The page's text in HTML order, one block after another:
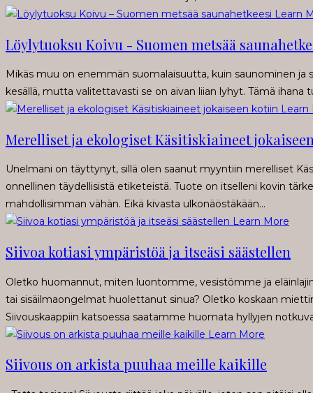
Learn
Löylytuoksu Koivu - Suomen metsää
Mikäs muu on enemmän suomalaisuutta, kuin saunominen
kesällä, mutta valitettavasti se on aivan liian lyhyt. Tämä
Learn
Merelliset ja ekologiset Käsitiskiaineet
Unelmani on täyttynyt, sillä olen saanut myyntiin merelliset
onnellinen täydellisistä etiketeistä. Tuote on itselleni kovin
mahdollisimman vähän. Eikä kivasta ulkonäöstäkään…
Learn More
Siivoa kotiasi ympäristöä ja itseäsi säästellen
Oletko huomannut, miten luontomme, vesistömme ja
tai sisäilmaongelmat huolettanut sinua? Oletko koskaan
Siivouskaappiin katsoessa saatamme huomata hyllyjen
Learn More
Siivous on arkista puuhaa meille kaikille